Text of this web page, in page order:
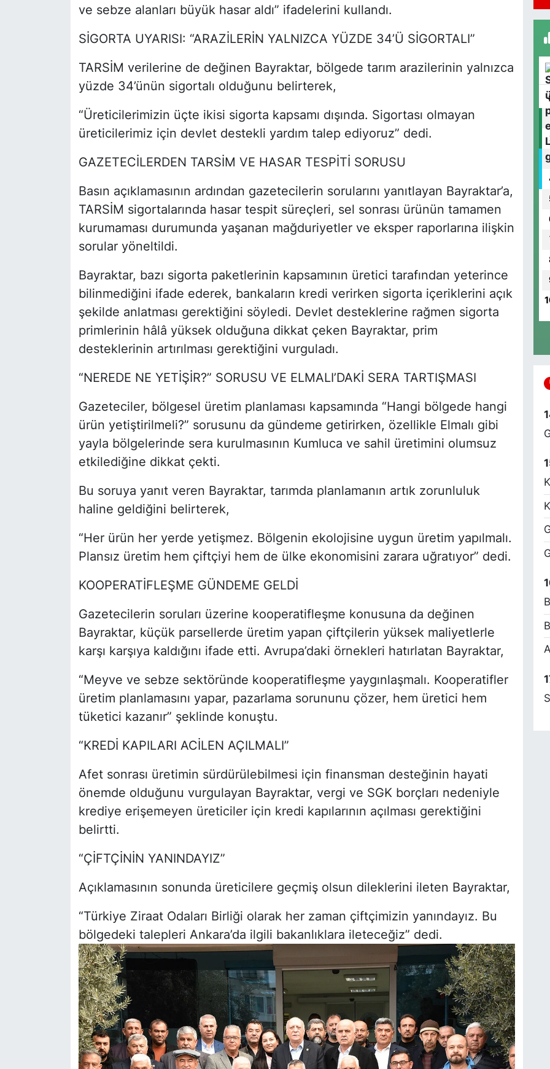
ve sebze alanları büyük hasar aldı” ifadelerini kullandı.
SİGORTA UYARISI: “ARAZİLERİN YALNIZCA YÜZDE 34’Ü SİGORTALI”
TARSİM verilerine de değinen Bayraktar, bölgede tarım arazilerinin yalnızca
yüzde 34’ünün sigortalı olduğunu belirterek,
“Üreticilerimizin üçte ikisi sigorta kapsamı dışında. Sigortası olmayan
üreticilerimiz için devlet destekli yardım talep ediyoruz” dedi.
GAZETECİLERDEN TARSİM VE HASAR TESPİTİ SORUSU
Basın açıklamasının ardından gazetecilerin sorularını yanıtlayan Bayraktar’a,
TARSİM sigortalarında hasar tespit süreçleri, sel sonrası ürünün tamamen
kurumaması durumunda yaşanan mağduriyetler ve eksper raporlarına ilişkin
sorular yöneltildi.
Bayraktar, bazı sigorta paketlerinin kapsamının üretici tarafından yeterince
bilinmediğini ifade ederek, bankaların kredi verirken sigorta içeriklerini açık
şekilde anlatması gerektiğini söyledi. Devlet desteklerine rağmen sigorta
primlerinin hâlâ yüksek olduğuna dikkat çeken Bayraktar, prim
desteklerinin artırılması gerektiğini vurguladı.
“NEREDE NE YETİŞİR?” SORUSU VE ELMALI’DAKİ SERA TARTIŞMASI
Gazeteciler, bölgesel üretim planlaması kapsamında “Hangi bölgede hangi
ürün yetiştirilmeli?” sorusunu da gündeme getirirken, özellikle Elmalı gibi
yayla bölgelerinde sera kurulmasının Kumluca ve sahil üretimini olumsuz
etkilediğine dikkat çekti.
Bu soruya yanıt veren Bayraktar, tarımda planlamanın artık zorunluluk
haline geldiğini belirterek,
“Her ürün her yerde yetişmez. Bölgenin ekolojisine uygun üretim yapılmalı.
Plansız üretim hem çiftçiyi hem de ülke ekonomisini zarara uğratıyor” dedi.
KOOPERATİFLEŞME GÜNDEME GELDİ
Gazetecilerin soruları üzerine kooperatifleşme konusuna da değinen
Bayraktar, küçük parsellerde üretim yapan çiftçilerin yüksek maliyetlerle
karşı karşıya kaldığını ifade etti. Avrupa’daki örnekleri hatırlatan Bayraktar,
“Meyve ve sebze sektöründe kooperatifleşme yaygınlaşmalı. Kooperatifler
üretim planlamasını yapar, pazarlama sorununu çözer, hem üretici hem
tüketici kazanır” şeklinde konuştu.
“KREDİ KAPILARI ACİLEN AÇILMALI”
Afet sonrası üretimin sürdürülebilmesi için finansman desteğinin hayati
önemde olduğunu vurgulayan Bayraktar, vergi ve SGK borçları nedeniyle
krediye erişemeyen üreticiler için kredi kapılarının açılması gerektiğini
belirtti.
“ÇİFTÇİNİN YANINDAYIZ”
Açıklamasının sonunda üreticilere geçmiş olsun dileklerini ileten Bayraktar,
“Türkiye Ziraat Odaları Birliği olarak her zaman çiftçimizin yanındayız. Bu
bölgedeki talepleri Ankara’da ilgili bakanlıklara ileteceğiz” dedi.